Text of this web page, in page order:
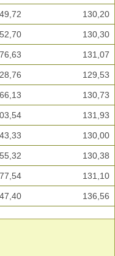
130,20
130,30
131,07
129,53
130,73
131,93
130,00
130,38
131,10
136,56